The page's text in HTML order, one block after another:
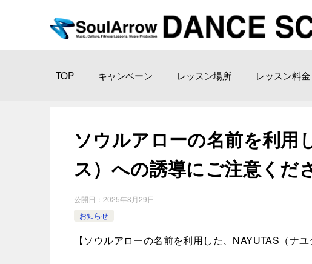
TOP キャンペーン レッスン場所 レッスン料金
ソウルアローの名前を利用
ス）への誘導にご注意くだ
公開日： 2025年8月29日
お知らせ
【ソウルアローの名前を利用した、NAYUTAS（ナ